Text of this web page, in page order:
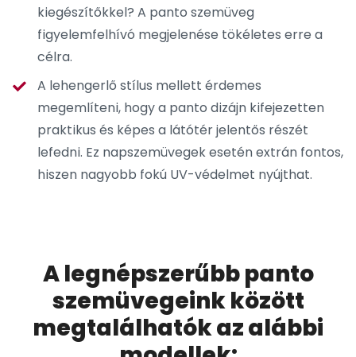
kiegészítőkkel? A panto szemüveg
figyelemfelhívó megjelenése tökéletes erre a
célra.
A lehengerlő stílus mellett érdemes
megemlíteni, hogy a panto dizájn kifejezetten
praktikus és képes a látótér jelentős részét
lefedni. Ez napszemüvegek esetén extrán fontos,
hiszen nagyobb fokú UV-védelmet nyújthat.
A legnépszerűbb panto
szemüvegeink között
megtalálhatók az alábbi